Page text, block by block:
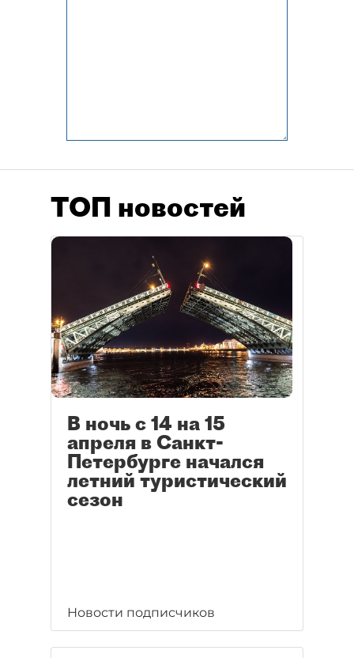
ТОП новостей
В ночь с 14 на 15
апреля в Санкт-
Петербурге начался
летний туристический
сезон
Новости подписчиков